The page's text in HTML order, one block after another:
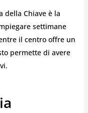
della Chiave è la
settimane
il centro offre un
permette di avere